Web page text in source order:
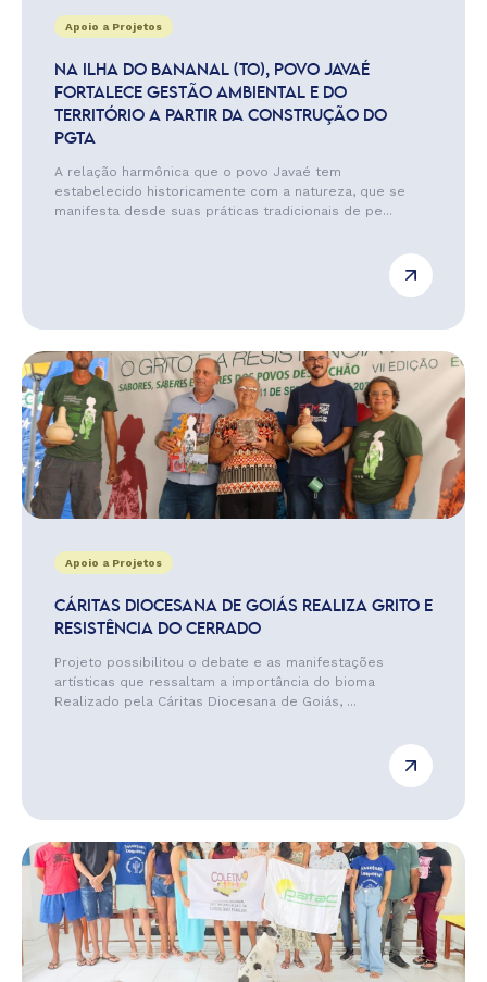
Apoio a Projetos
NA ILHA DO BANANAL (TO), POVO JAVAÉ
FORTALECE GESTÃO AMBIENTAL E DO
TERRITÓRIO A PARTIR DA CONSTRUÇÃO DO
PGTA
A relação harmônica que o povo Javaé tem
estabelecido historicamente com a natureza, que se
manifesta desde suas práticas tradicionais de pe...
Apoio a Projetos
CÁRITAS DIOCESANA DE GOIÁS REALIZA GRITO E
RESISTÊNCIA DO CERRADO
Projeto possibilitou o debate e as manifestações
artísticas que ressaltam a importância do bioma
Realizado pela Cáritas Diocesana de Goiás, ...